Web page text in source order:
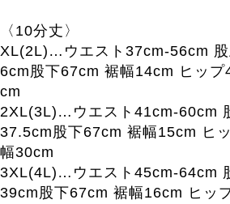
〈10分丈〉
XL(2L)…ウエスト37cm-56cm
6cm股下67cm 裾幅14cm ヒッ
cm
2XL(3L)…ウエスト41cm-60cm
37.5cm股下67cm 裾幅15cm ヒ
幅30cm
3XL(4L)…ウエスト45cm-64cm
39cm股下67cm 裾幅16cm ヒッ